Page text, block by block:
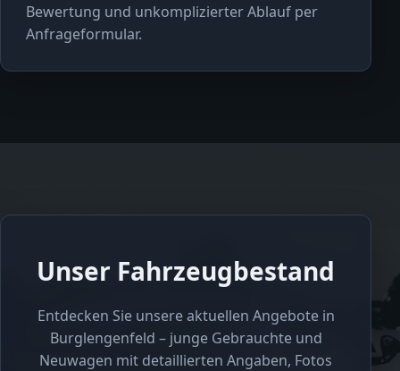
Bewertung und unkomplizierter Ablauf per
Anfrageformular.
Unser Fahrzeugbestand
Entdecken Sie unsere aktuellen Angebote in
Burglengenfeld – junge Gebrauchte und
Neuwagen mit detaillierten Angaben, Fotos